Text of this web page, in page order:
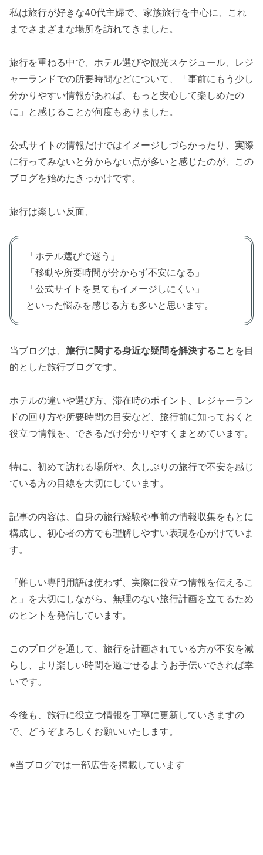
私は旅行が好きな40代主婦で、家族旅行を中心に、これ
までさまざまな場所を訪れてきました。
旅行を重ねる中で、ホテル選びや観光スケジュール、レジ
ャーランドでの所要時間などについて、「事前にもう少し
分かりやすい情報があれば、もっと安心して楽しめたの
に」と感じることが何度もありました。
公式サイトの情報だけではイメージしづらかったり、実際
に行ってみないと分からない点が多いと感じたのが、この
ブログを始めたきっかけです。
旅行は楽しい反面、
「ホテル選びで迷う」
「移動や所要時間が分からず不安になる」
「公式サイトを見てもイメージしにくい」
といった悩みを感じる方も多いと思います。
当ブログは、 旅行に関する身近な疑問を解決すること を目
的とした旅行ブログです。
ホテルの違いや選び方、滞在時のポイント、レジャーラン
ドの回り方や所要時間の目安など、旅行前に知っておくと
役立つ情報を、できるだけ分かりやすくまとめています。
特に、初めて訪れる場所や、久しぶりの旅行で不安を感じ
ている方の目線を大切にしています。
記事の内容は、自身の旅行経験や事前の情報収集をもとに
構成し、初心者の方でも理解しやすい表現を心がけていま
す。
「難しい専門用語は使わず、実際に役立つ情報を伝えるこ
と」を大切にしながら、無理のない旅行計画を立てるため
のヒントを発信しています。
このブログを通して、旅行を計画されている方が不安を減
らし、より楽しい時間を過ごせるようお手伝いできれば幸
いです。
今後も、旅行に役立つ情報を丁寧に更新していきますの
で、どうぞよろしくお願いいたします。
※当ブログでは一部広告を掲載しています